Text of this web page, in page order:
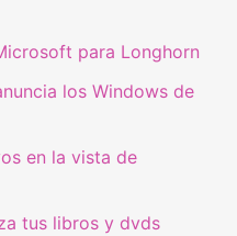
para Longhorn
los Windows de
en la vista de
tus libros y dvds